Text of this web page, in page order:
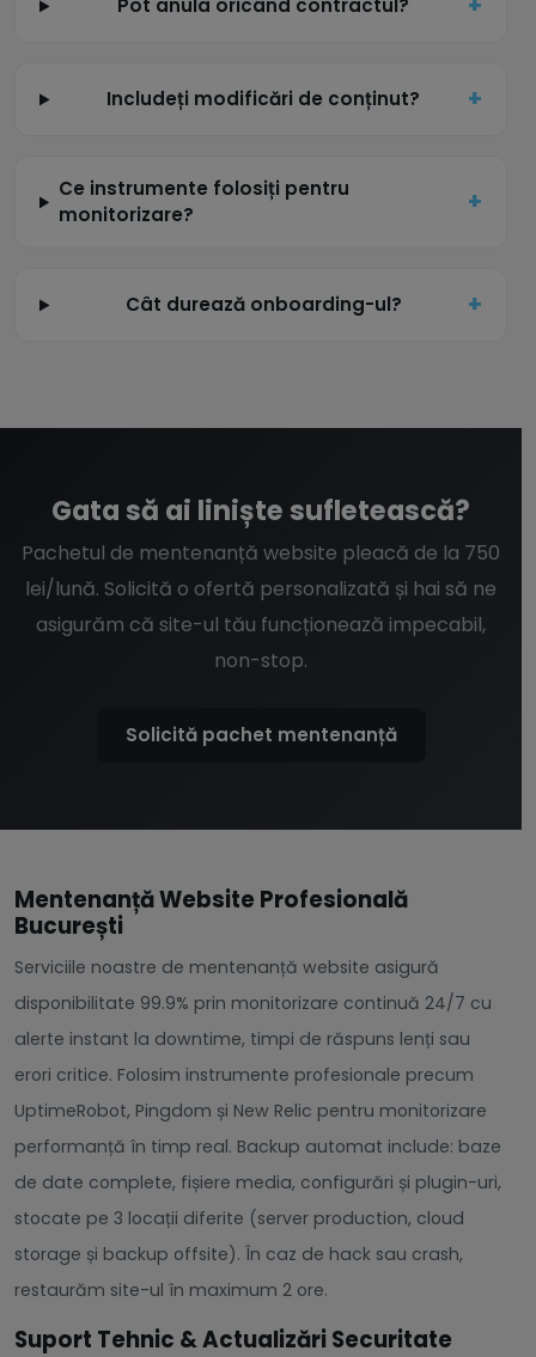
Pot anula oricând contractul?
Includeți modificări de conținut?
Ce instrumente folosiți pentru
monitorizare?
Cât durează onboarding-ul?
Gata să ai liniște sufletească?
Pachetul de mentenanță website pleacă de la 750
lei/lună. Solicită o ofertă personalizată și hai să ne
asigurăm că site-ul tău funcționează impecabil,
non-stop.
Solicită pachet mentenanță
Mentenanță Website Profesională
București
Serviciile noastre de mentenanță website asigură
disponibilitate 99.9% prin monitorizare continuă 24/7 cu
alerte instant la downtime, timpi de răspuns lenți sau
erori critice. Folosim instrumente profesionale precum
UptimeRobot, Pingdom și New Relic pentru monitorizare
performanță în timp real. Backup automat include: baze
de date complete, fișiere media, configurări și plugin-uri,
stocate pe 3 locații diferite (server production, cloud
storage și backup offsite). În caz de hack sau crash,
restaurăm site-ul în maximum 2 ore.
Suport Tehnic & Actualizări Securitate